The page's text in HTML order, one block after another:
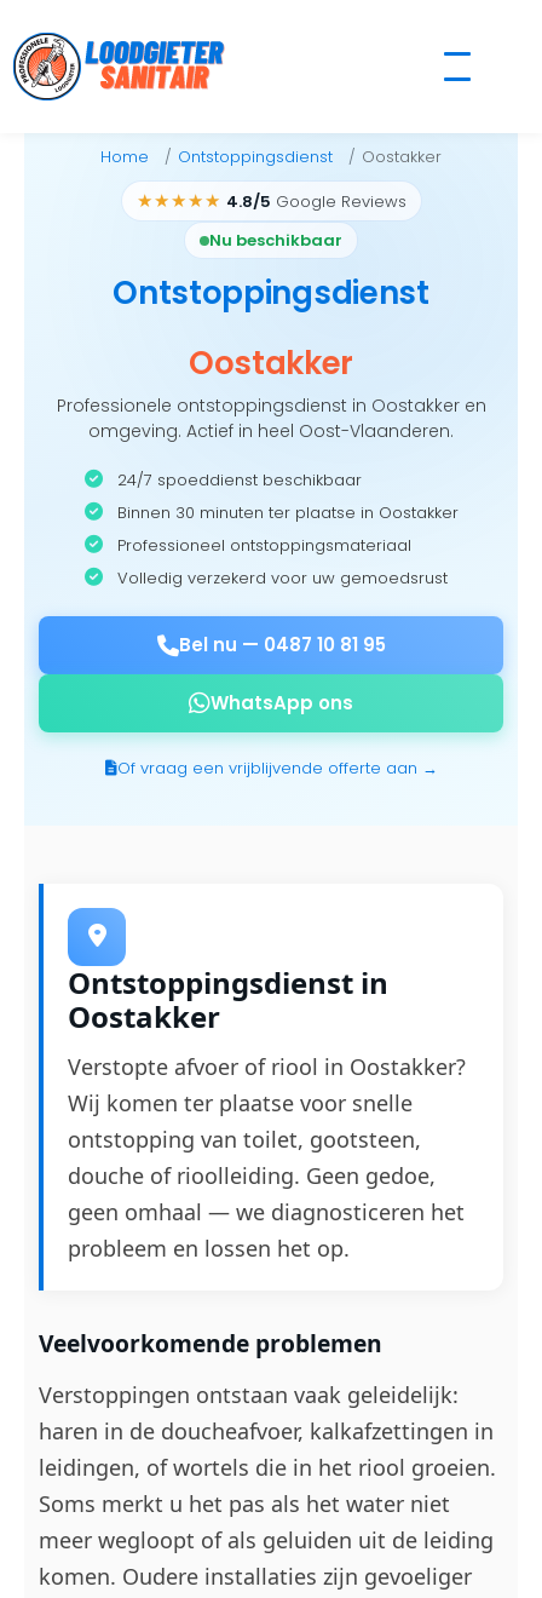
to
content
Home Ontstoppingsdienst Oostakker
★★★★★ 4.8/5 Google Reviews
Nu beschikbaar
Ontstoppingsdienst
Oostakker
Professionele ontstoppingsdienst in Oostakker en
omgeving. Actief in heel Oost-Vlaanderen.
24/7 spoeddienst beschikbaar
Binnen 30 minuten ter plaatse in Oostakker
Professioneel ontstoppingsmateriaal
Volledig verzekerd voor uw gemoedsrust
Bel nu — 0487 10 81 95
WhatsApp ons
Of vraag een vrijblijvende offerte aan →
Ontstoppingsdienst in
Oostakker
Verstopte afvoer of riool in Oostakker?
Wij komen ter plaatse voor snelle
ontstopping van toilet, gootsteen,
douche of rioolleiding. Geen gedoe,
geen omhaal — we diagnosticeren het
probleem en lossen het op.
Veelvoorkomende problemen
Verstoppingen ontstaan vaak geleidelijk:
haren in de doucheafvoer, kalkafzettingen in
leidingen, of wortels die in het riool groeien.
Soms merkt u het pas als het water niet
meer wegloopt of als geluiden uit de leiding
komen. Oudere installaties zijn gevoeliger